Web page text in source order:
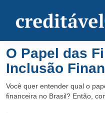
O Papel das
Inclusão
Você quer entender qual o
financeira no Brasil? Então,